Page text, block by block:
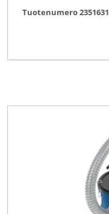
Tuotenumero 2351631